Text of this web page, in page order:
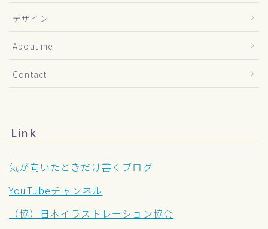
デザイン
About me
Contact
Link
気が向いたときだけ書くブログ
YouTubeチャンネル
（協）日本イラストレーション協会